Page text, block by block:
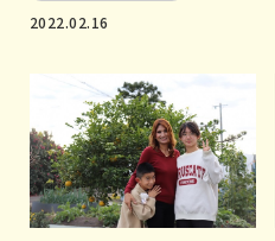
2022.02.16